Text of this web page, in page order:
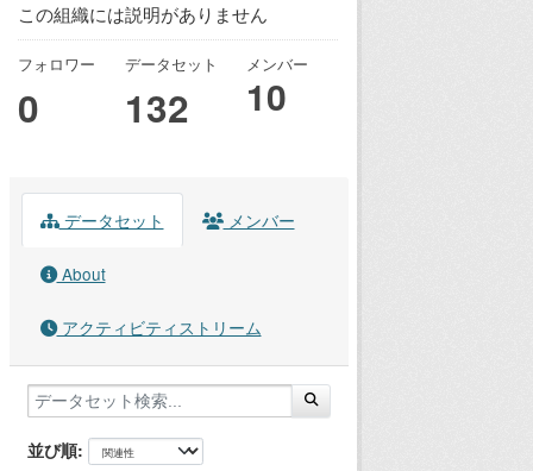
この組織には説明がありません
フォロワー
0
データセット
132
メンバー
10
データセット メンバー
About
アクティビティストリーム
並び順